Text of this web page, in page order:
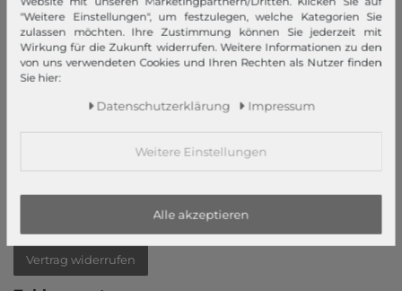
Login
Neukunde?
Informationen
Vertrag widerrufen
"Weitere Einstellungen", um festzulegen, welche Kategorien Sie
zulassen möchten. Ihre Zustimmung können Sie jederzeit mit
Wirkung für die Zukunft widerrufen. Weitere Informationen zu den
von uns verwendeten Cookies und Ihren Rechten als Nutzer finden
Sie hier:
Daten­schutz­erklärung Impressum
Weitere Einstellungen
Alle akzeptieren